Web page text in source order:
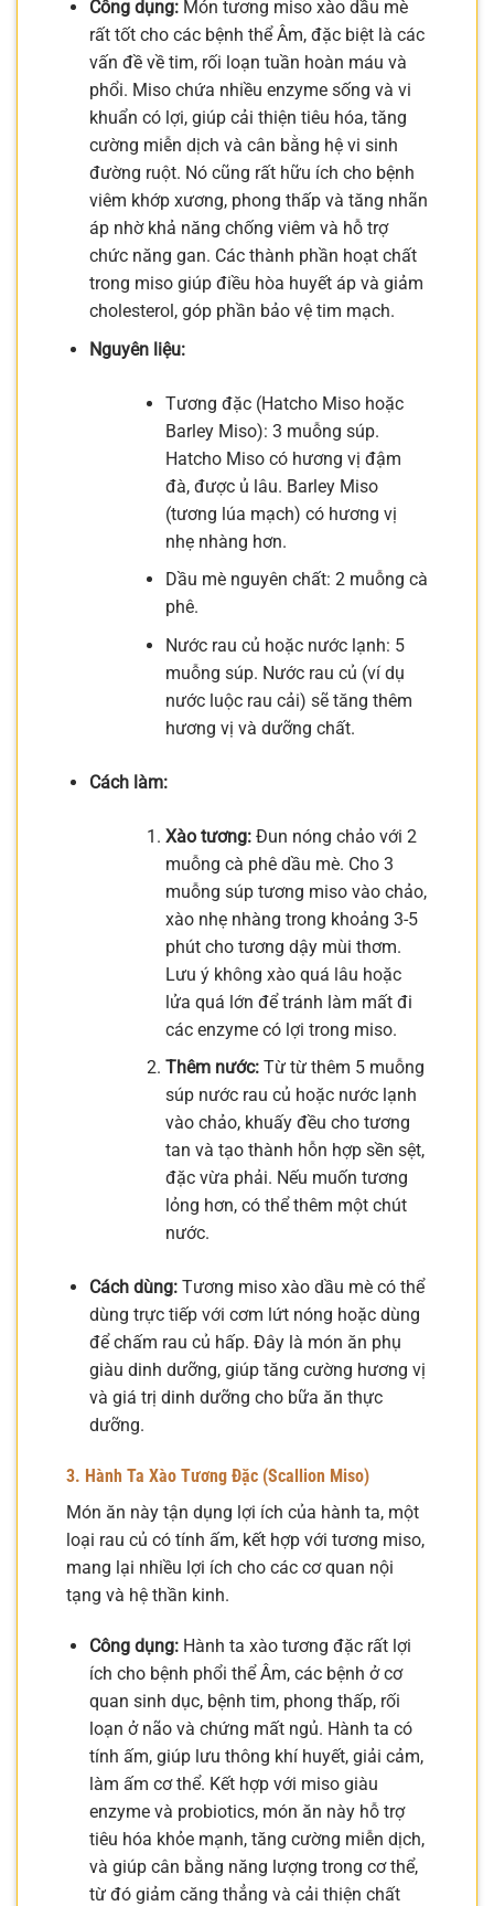
Công dụng:Món tương miso xào dầu mè
rất tốt cho các bệnh thể Âm, đặc biệt là các
vấn đề về tim, rối loạn tuần hoàn máu và
phổi. Miso chứa nhiều enzyme sống và vi
khuẩn có lợi, giúp cải thiện tiêu hóa, tăng
cường miễn dịch và cân bằng hệ vi sinh
đường ruột. Nó cũng rất hữu ích cho bệnh
viêm khớp xương, phong thấp và tăng nhãn
áp nhờ khả năng chống viêm và hỗ trợ
chức năng gan. Các thành phần hoạt chất
trong miso giúp điều hòa huyết áp và giảm
cholesterol, góp phần bảo vệ tim mạch.
Nguyên liệu:
Tương đặc (Hatcho Miso hoặc
Barley Miso): 3 muỗng súp.
Hatcho Miso có hương vị đậm
đà, được ủ lâu. Barley Miso
(tương lúa mạch) có hương vị
nhẹ nhàng hơn.
Dầu mè nguyên chất: 2 muỗng cà
phê.
Nước rau củ hoặc nước lạnh: 5
muỗng súp. Nước rau củ (ví dụ
nước luộc rau cải) sẽ tăng thêm
hương vị và dưỡng chất.
Cách làm:
Xào tương:Đun nóng chảo với 2
muỗng cà phê dầu mè. Cho 3
muỗng súp tương miso vào chảo,
xào nhẹ nhàng trong khoảng 3-5
phút cho tương dậy mùi thơm.
Lưu ý không xào quá lâu hoặc
lửa quá lớn để tránh làm mất đi
các enzyme có lợi trong miso.
Thêm nước:Từ từ thêm 5 muỗng
súp nước rau củ hoặc nước lạnh
vào chảo, khuấy đều cho tương
tan và tạo thành hỗn hợp sền sệt,
đặc vừa phải. Nếu muốn tương
lỏng hơn, có thể thêm một chút
nước.
Cách dùng:Tương miso xào dầu mè có thể
dùng trực tiếp với cơm lứt nóng hoặc dùng
để chấm rau củ hấp. Đây là món ăn phụ
giàu dinh dưỡng, giúp tăng cường hương vị
và giá trị dinh dưỡng cho bữa ăn thực
dưỡng.
3. Hành Ta Xào Tương Đặc (Scallion Miso)
Món ăn này tận dụng lợi ích của hành ta, một
loại rau củ có tính ấm, kết hợp với tương miso,
mang lại nhiều lợi ích cho các cơ quan nội
tạng và hệ thần kinh.
Công dụng:Hành ta xào tương đặc rất lợi
ích cho bệnh phổi thể Âm, các bệnh ở cơ
quan sinh dục, bệnh tim, phong thấp, rối
loạn ở não và chứng mất ngủ. Hành ta có
tính ấm, giúp lưu thông khí huyết, giải cảm,
làm ấm cơ thể. Kết hợp với miso giàu
enzyme và probiotics, món ăn này hỗ trợ
tiêu hóa khỏe mạnh, tăng cường miễn dịch,
và giúp cân bằng năng lượng trong cơ thể,
từ đó giảm căng thẳng và cải thiện chất